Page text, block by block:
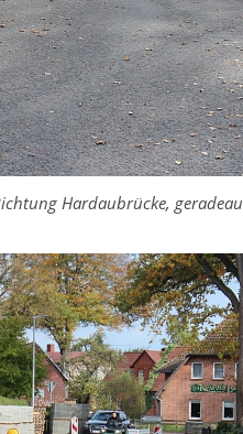
Hardaubrücke,